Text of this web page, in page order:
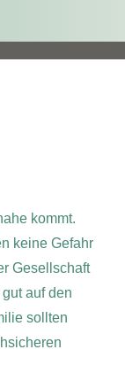
kommt.
keine Gefahr
Gesellschaft
auf den
sollten